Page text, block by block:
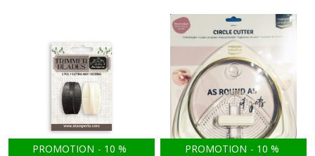
PROMOTION - 10 %
PROMOTION - 10 %